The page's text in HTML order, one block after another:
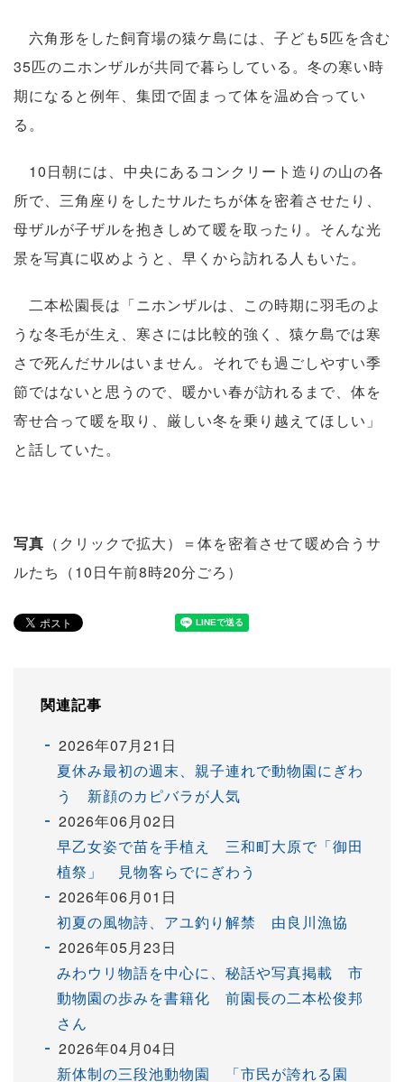
六角形をした飼育場の猿ケ島には、子ども5匹を含む
35匹のニホンザルが共同で暮らしている。冬の寒い時
期になると例年、集団で固まって体を温め合ってい
る。
10日朝には、中央にあるコンクリート造りの山の各
所で、三角座りをしたサルたちが体を密着させたり、
母ザルが子ザルを抱きしめて暖を取ったり。そんな光
景を写真に収めようと、早くから訪れる人もいた。
二本松園長は「ニホンザルは、この時期に羽毛のよ
うな冬毛が生え、寒さには比較的強く、猿ケ島では寒
さで死んだサルはいません。それでも過ごしやすい季
節ではないと思うので、暖かい春が訪れるまで、体を
寄せ合って暖を取り、厳しい冬を乗り越えてほしい」
と話していた。
写真 （クリックで拡大）＝体を密着させて暖め合うサ
ルたち（10日午前8時20分ごろ）
関連記事
2026年07月21日
夏休み最初の週末、親子連れで動物園にぎわ
う 新顔のカピバラが人気
2026年06月02日
早乙女姿で苗を手植え 三和町大原で「御田
植祭」 見物客らでにぎわう
2026年06月01日
初夏の風物詩、アユ釣り解禁 由良川漁協
2026年05月23日
みわウリ物語を中心に、秘話や写真掲載 市
動物園の歩みを書籍化 前園長の二本松俊邦
さん
2026年04月04日
新体制の三段池動物園 「市民が誇れる園